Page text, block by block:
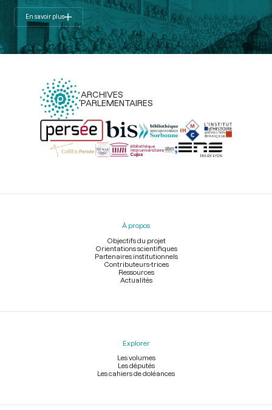
En savoir plus
ARCHIVES
PARLEMENTAIRES
Menu
À propos
Objectifs du projet
Orientations scientifiques
Partenaires institutionnels
Contributeurs-trices
Ressources
Actualités
Explorer
Les volumes
Les députés
Les cahiers de doléances